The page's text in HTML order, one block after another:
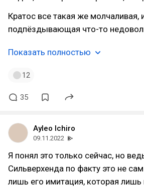
Кратос все такая же молчаливая,
подпёздывающая что-то
Показать полностью
12
35
Ayleo Ichiro
09.11.2022
Я понял это только сейчас, но
Сильверхенда по факту это не
лишь его имитация, которая лишь